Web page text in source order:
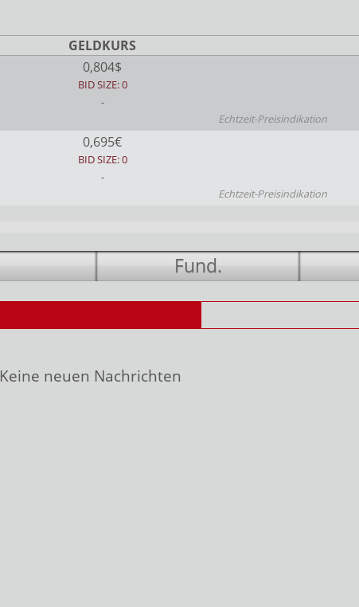
GELDKURS
0,804$
BID SIZE: 0
-
Echtzeit-Preisindikation
0,695€
BID SIZE: 0
-
Echtzeit-Preisindikation
Fund.
Keine neuen Nachrichten